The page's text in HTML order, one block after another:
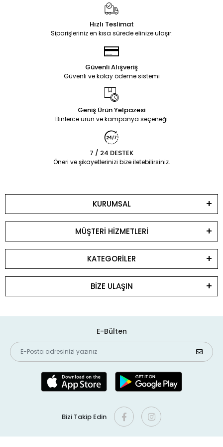
Hızlı Teslimat
Siparişleriniz en kısa sürede elinize ulaşır.
Güvenli Alışveriş
Güvenli ve kolay ödeme sistemi
Geniş Ürün Yelpazesi
Binlerce ürün ve kampanya seçeneği
7 / 24 DESTEK
Öneri ve şikayetlerinizi bize iletebilirsiniz.
KURUMSAL
MÜŞTERİ HİZMETLERİ
KATEGORİLER
BİZE ULAŞIN
E-Bülten
Bizi Takip Edin